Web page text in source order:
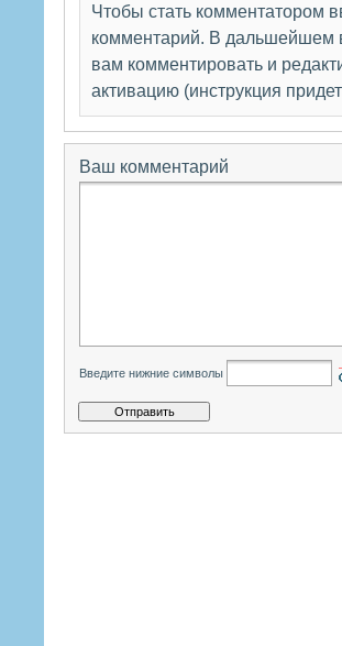
Чтобы стать комментатором
комментарий. В дальшейшем
вам комментировать и
активацию (инструкция
Ваш комментарий
Введите нижние символы